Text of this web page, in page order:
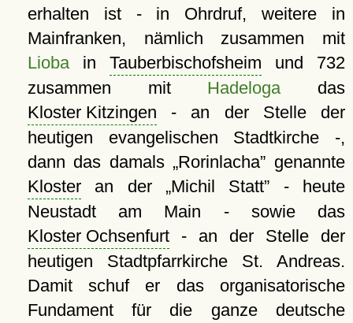
erhalten ist - in Ohrdruf, weitere in
Mainfranken, nämlich zusammen mit
Liobain Tauberbischofsheim und 732
zusammen mit Hadeloga das
Kloster Kitzingen - an der Stelle der
heutigen evangelischen Stadtkirche -,
dann das damals Rorinlacha
genannte
Klosteran der Michil Statt
- heute
Neustadt am Main - sowie das
Kloster Ochsenfurt- an der Stelle der
heutigen Stadtpfarrkirche St. Andreas.
Damit schuf er das organisatorische
Fundament für die ganze deutsche